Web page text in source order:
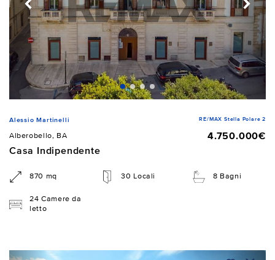
Alessio Martinelli RE/MAX Stella Polare 2
Alberobello, BA
4.750.000€
Casa Indipendente
870 mq 30 Locali 8 Bagni
24 Camere da
letto